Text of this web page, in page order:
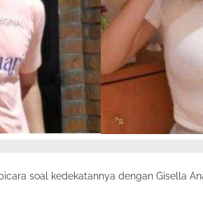
soal kedekatannya dengan Gisella